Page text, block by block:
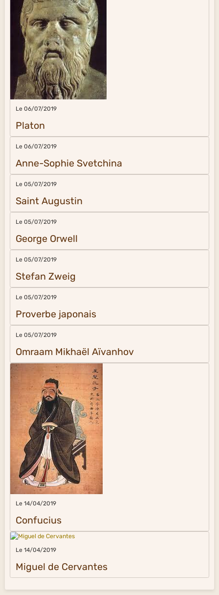
Le 06/07/2019
Platon
Le 06/07/2019
Anne-Sophie Svetchina
Le 05/07/2019
Saint Augustin
Le 05/07/2019
George Orwell
Le 05/07/2019
Stefan Zweig
Le 05/07/2019
Proverbe japonais
Le 05/07/2019
Omraam Mikhaël Aïvanhov
Le 14/04/2019
Confucius
Le 14/04/2019
Miguel de Cervantes